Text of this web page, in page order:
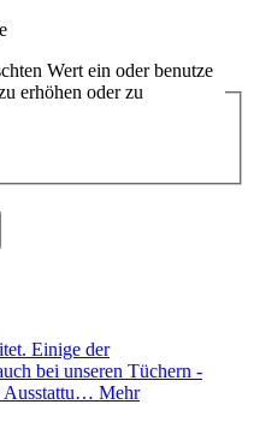
Wert ein oder benutze
erhöhen oder zu
Einige der
bei unseren Tüchern -
Ausstattu… Mehr